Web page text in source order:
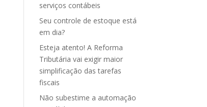
serviços contábeis
Seu controle de estoque está
em dia?
Esteja atento! A Reforma
Tributária vai exigir maior
simplificação das tarefas
fiscais
Não subestime a automação